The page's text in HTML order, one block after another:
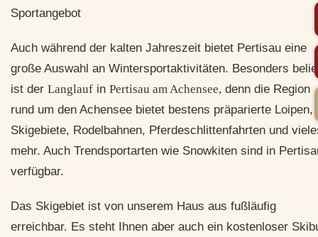
Sportangebot
Auch während der kalten Jahreszeit bietet Pertisau eine
große Auswahl an Wintersportaktivitäten. Besonders
ist der Langlauf in Pertisau am Achensee, denn die Region
rund um den Achensee bietet bestens präparierte Loipen,
Skigebiete, Rodelbahnen, Pferdeschlittenfahrten und
mehr. Auch Trendsportarten wie Snowkiten sind in
verfügbar.
Das Skigebiet ist von unserem Haus aus fußläufig
erreichbar. Es steht Ihnen aber auch ein kostenloser